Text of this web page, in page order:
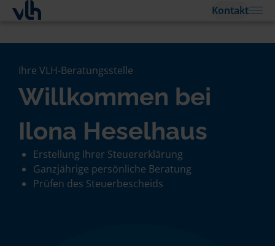
Kontakt
Ihre VLH-Beratungsstelle
Willkommen bei
Ilona Heselhaus
Erstellung Ihrer Steuererklärung
Ganzjährige persönliche Beratung
Prüfen des Steuerbescheids